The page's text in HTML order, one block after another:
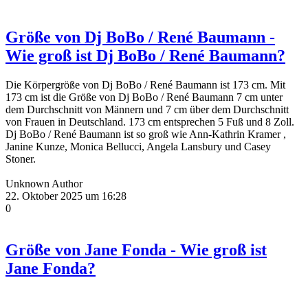
Größe von Dj BoBo / René Baumann -
Wie groß ist Dj BoBo / René Baumann?
Die Körpergröße von Dj BoBo / René Baumann ist 173 cm. Mit
173 cm ist die Größe von Dj BoBo / René Baumann 7 cm unter
dem Durchschnitt von Männern und 7 cm über dem Durchschnitt
von Frauen in Deutschland. 173 cm entsprechen 5 Fuß und 8 Zoll.
Dj BoBo / René Baumann ist so groß wie Ann-Kathrin Kramer ,
Janine Kunze, Monica Bellucci, Angela Lansbury und Casey
Stoner.
Unknown Author
22. Oktober 2025 um 16:28
0
Größe von Jane Fonda - Wie groß ist
Jane Fonda?